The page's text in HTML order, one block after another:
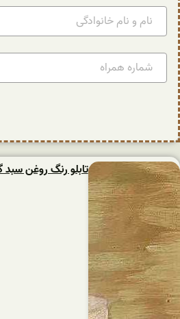
تابلو رنگ روغن